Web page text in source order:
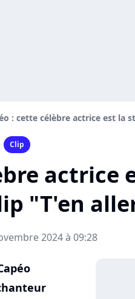
: cette célèbre actrice est la
Clip
actrice
"T'en
2024 à 09:28